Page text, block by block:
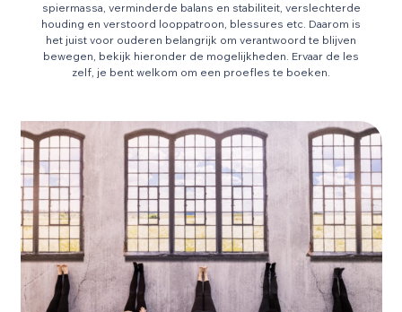
spiermassa, verminderde balans en stabiliteit, verslechterde
houding en verstoord looppatroon, blessures etc. Daarom is
het juist voor ouderen belangrijk om verantwoord te blijven
bewegen, bekijk hieronder de mogelijkheden. Ervaar de les
zelf, je bent welkom om een proefles te boeken.